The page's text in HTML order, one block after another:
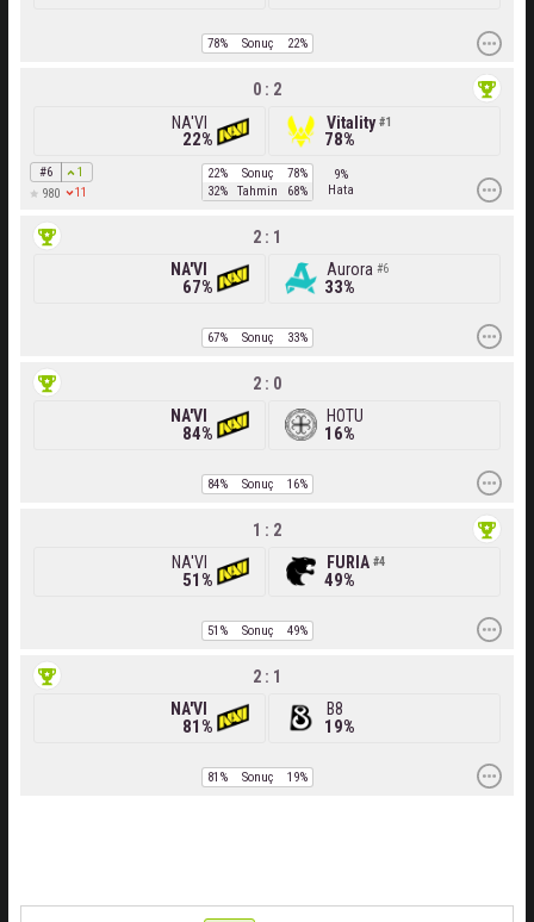
78% Sonuç 22%
#6
1
980
11
NA'VI
22%
0 : 2
78%
Vitality 1
22% Sonuç
78%
32%
Tahmin 68%
9%
Hata
NA'VI
67%
2 : 1
33%
Aurora 6
67% Sonuç 33%
NA'VI
84%
2 : 0
16%
HOTU
84% Sonuç 16%
NA'VI
51%
1 : 2
49%
FURIA 4
51% Sonuç 49%
NA'VI
81%
2 : 1
19%
B8
81% Sonuç 19%